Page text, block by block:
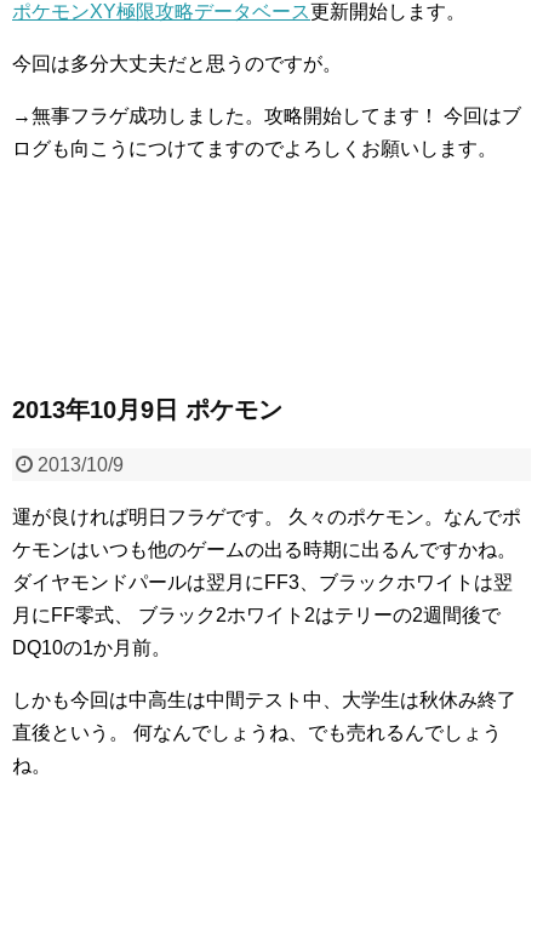
ポケモンXY極限攻略データベース更新開始します。
今回は多分大丈夫だと思うのですが。
→無事フラゲ成功しました。攻略開始してます！
今回はブ
ログも向こうにつけてますのでよろしくお願いします。
2013年10月9日 ポケモン
2013/10/9
運が良ければ明日フラゲです。
久々のポケモン。なんでポ
ケモンはいつも他のゲームの出る時期に出るんですかね。
ダイヤモンドパールは翌月にFF3、ブラックホワイトは翌
月にFF零式、
ブラック2ホワイト2はテリーの2週間後で
DQ10の1か月前。
しかも今回は中高生は中間テスト中、大学生は秋休み終了
直後という。
何なんでしょうね、でも売れるんでしょう
ね。